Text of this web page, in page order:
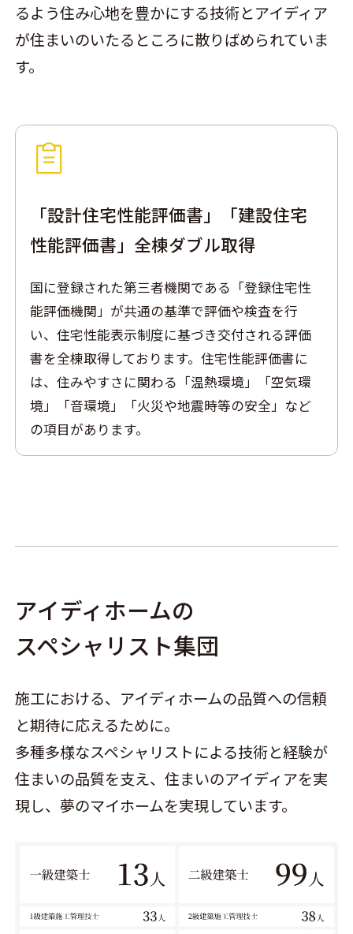
るよう住み心地を豊かにする技術とアイディア
が住まいのいたるところに散りばめられていま
す。
「設計住宅性能評価書」「建設住宅
性能評価書」全棟ダブル取得
国に登録された第三者機関である「登録住宅性
能評価機関」が共通の基準で評価や検査を行
い、住宅性能表示制度に基づき交付される評価
書を全棟取得しております。住宅性能評価書に
は、住みやすさに関わる「温熱環境」「空気環
境」「音環境」「火災や地震時等の安全」など
の項目があります。
アイディホームの
スペシャリスト集団
施工における、アイディホームの品質への信頼
と期待に応えるために。
多種多様なスペシャリストによる技術と経験が
住まいの品質を支え、住まいのアイディアを実
現し、夢のマイホームを実現しています。